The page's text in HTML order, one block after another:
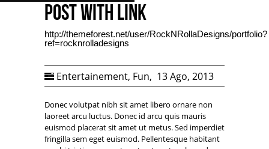
Post with Link
http://themeforest.net/user/RockNRollaDesigns/portfolio?
ref=rocknrolladesigns
Entertainement, Fun, 13 Ago, 2013
Donec volutpat nibh sit amet libero ornare non
laoreet arcu luctus. Donec id arcu quis mauris
euismod placerat sit amet ut metus. Sed imperdiet
fringilla sem eget euismod. Pellentesque habitant